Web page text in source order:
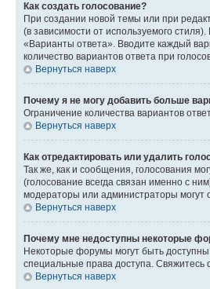
Как создать голосование?
При создании новой темы или при
(в зависимости от используемого
«Варианты ответа». Вводите каждый
количество вариантов ответа при
Вернуться наверх
Почему я не могу добавить больше
Ограничение количества вариантов
Вернуться наверх
Как отредактировать или удалить
Так же, как и сообщения, голосования
(голосование всегда связан именно с
модераторы или администраторы могут
Вернуться наверх
Почему мне недоступны некоторые
Некоторые форумы могут быть
специальные права доступа.
Вернуться наверх